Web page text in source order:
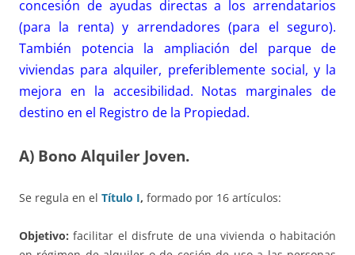
concesión de ayudas directas a los arrendatarios
(para la renta) y arrendadores (para el seguro).
También potencia la ampliación del parque de
viviendas para alquiler, preferiblemente social, y la
mejora en la accesibilidad. Notas marginales de
destino en el Registro de la Propiedad.
A) Bono Alquiler Joven.
Se regula en el Título I, formado por 16 artículos:
Objetivo:facilitar el disfrute de una vivienda o habitación